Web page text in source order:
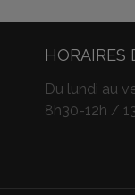
HORAIRES
Du lundi au
8h30-12h /